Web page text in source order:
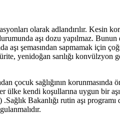
olarak adlandırılır. Kesin
aşı dozu yapılmaz. Bunun
aşı şemasından sapmamak için
yenidoğan sarılığı
çocuk sağlığının
kendi koşullarına uygun bir
Bakanlığı rutin aşı